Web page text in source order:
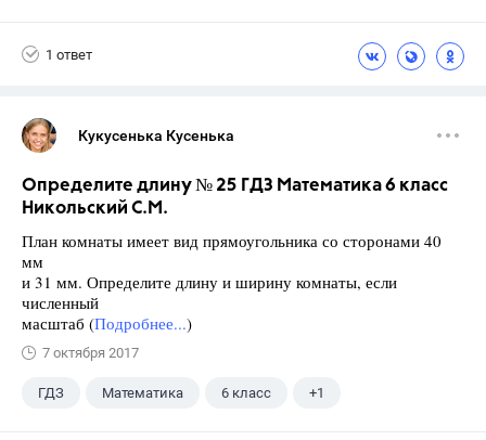
1 ответ
Кукусенька Кусенька
Определите длину № 25 ГДЗ Математика 6 класс
Никольский С.М.
План комнаты имеет вид прямоугольника со сторонами 40
мм
и 31 мм. Определите длину и ширину комнаты, если
численный
масштаб (Подробнее...)
7 октября 2017
ГДЗ Математика 6 класс +1